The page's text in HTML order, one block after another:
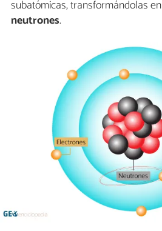
subatómicas, transformándolas en
neutrones.